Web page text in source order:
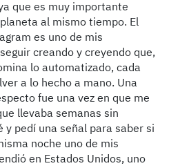
que es muy importante
al mismo tiempo. El
es uno de mis
creando y creyendo que,
lo automatizado, cada
a lo hecho a mano. Una
fue una vez en que me
llevaba semanas sin
y pedí una señal para saber si
noche uno de mis
en Estados Unidos, uno